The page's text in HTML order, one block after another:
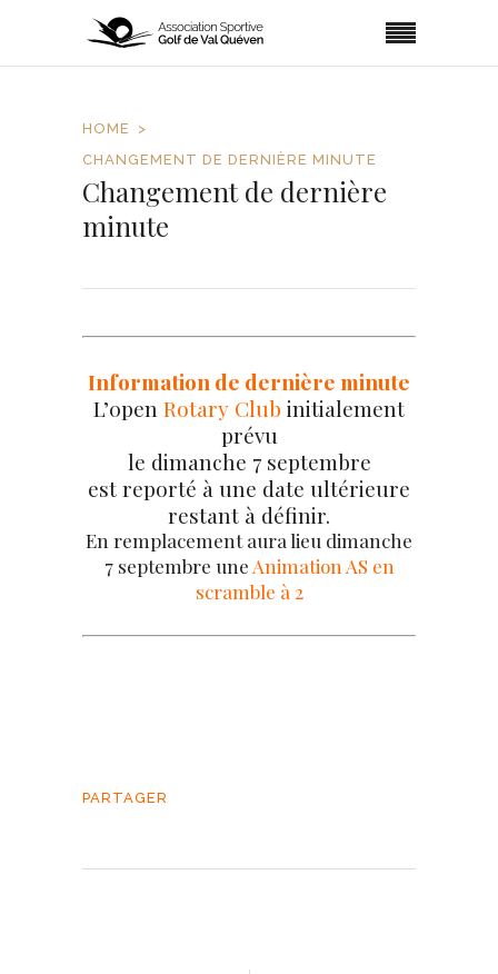
HOME
CHANGEMENT DE DERNIÈRE MINUTE
Changement de dernière
minute
Information de dernière minute
L’0pen Rotary Club initialement
prévu
le dimanche 7 septembre
est reporté à une date ultérieure
restant à définir.
En remplacement aura lieu dimanche
7 septembre une Animation AS en
scramble à 2
PARTAGER